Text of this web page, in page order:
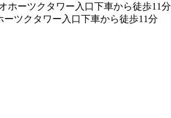
ホーツクタワー入口下車から徒歩11分
ツクタワー入口下車から徒歩11分